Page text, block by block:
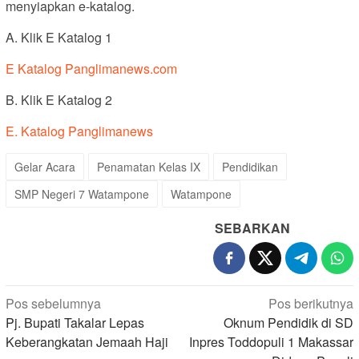
menyiapkan e-katalog.
A. Klik E Katalog 1
E Katalog Panglimanews.com
B. Klik E Katalog 2
E. Katalog Panglimanews
Gelar Acara Penamatan Kelas IX
Pendidikan
SMP Negeri 7 Watampone
Watampone
SEBARKAN
Navigasi
pos
Pos sebelumnya
Pj. Bupati Takalar Lepas
Keberangkatan Jemaah Haji
Pos berikutnya
Oknum Pendidik di SD
Inpres Toddopuli 1 Makassar